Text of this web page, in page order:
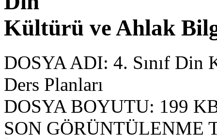
Kültürü ve Ahlak
DOSYA ADI: 4. Sınıf
Ders Planları
DOSYA BOYUTU: 199
SON GÖRÜNTÜLENME